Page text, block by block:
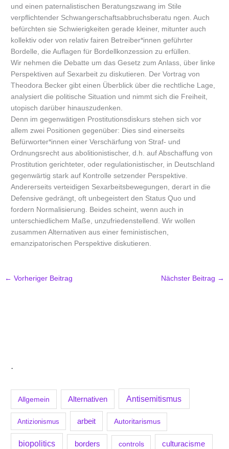
.
Allgemein Alternativen Antisemitismus
Antizionismus arbeit Autoritarismus
biopolitics borders controls culturacisme
und einen paternalistischen Beratungszwang im Stile
verpflichtender Schwangerschaftsabbruchsberatu ngen. Auch
befürchten sie Schwierigkeiten gerade kleiner, mitunter auch
kollektiv oder von relativ fairen Betreiber*innen geführter
Bordelle, die Auflagen für Bordellkonzession zu erfüllen.
Wir nehmen die Debatte um das Gesetz zum Anlass, über linke
Perspektiven auf Sexarbeit zu diskutieren. Der Vortrag von
Theodora Becker gibt einen Überblick über die rechtliche Lage,
analysiert die politische Situation und nimmt sich die Freiheit,
utopisch darüber hinauszudenken.
Denn im gegenwätigen Prostitutionsdiskurs stehen sich vor
allem zwei Positionen gegenüber: Dies sind einerseits
Befürworter*innen einer Verschärfung von Straf- und
Ordnungsrecht aus abolitionistischer, d.h. auf Abschaffung von
Prostitution gerichteter, oder regulationistischer, in Deutschland
gegenwärtig stark auf Kontrolle setzender Perspektive.
Andererseits verteidigen Sexarbeitsbewegungen, derart in die
Defensive gedrängt, oft unbegeistert den Status Quo und
fordern Normalisierung. Beides scheint, wenn auch in
unterschiedlichem Maße, unzufriedenstellend. Wir wollen
zusammen Alternativen aus einer feministischen,
emanzipatorischen Perspektive diskutieren.
← Vorheriger Beitrag Nächster Beitrag →